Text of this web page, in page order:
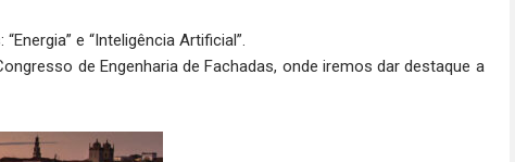
e “Inteligência Artificial”.
de Engenharia de Fachadas, onde iremos dar destaque a